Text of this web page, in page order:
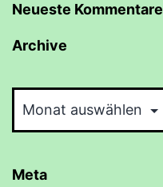
Neueste Kommentare
Archive
Meta